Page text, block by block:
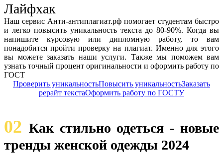
Лайфхак
Наш сервис Анти-антиплагиат.рф помогает студентам быстро
и легко повысить уникальность текста до 80-90%. Когда вы
напишите курсовую или дипломную работу, то вам
понадобится пройти проверку на плагиат. Именно для этого
вы можете заказать наши услуги. Также мы поможем вам
узнать точный процент оригинальности и оформить работу по
ГОСТ
Проверить уникальностьПовысить уникальностьЗаказать
рерайт текстаОформить работу по ГОСТУ
02 Как стильно одеться - новые
тренды женской одежды 2024